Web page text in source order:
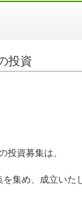
投資
投資募集は、
集め、成立いた